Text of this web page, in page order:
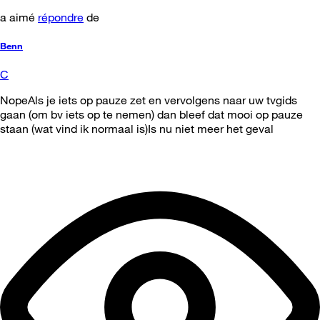
a aimé répondre de
Benn
C
NopeAls je iets op pauze zet en vervolgens naar uw tvgids
gaan (om bv iets op te nemen) dan bleef dat mooi op pauze
staan (wat vind ik normaal is)Is nu niet meer het geval